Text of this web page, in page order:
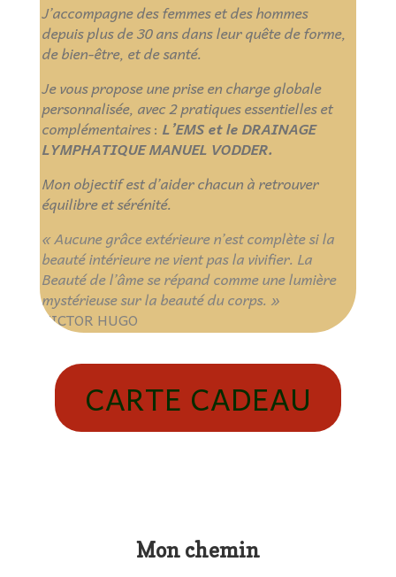
J’accompagne des femmes et des hommes
depuis plus de 30 ans dans leur quête de forme,
de bien-être, et de santé.
Je vous propose une prise en charge globale
personnalisée, avec 2 pratiques essentielles et
complémentaires: L’EMS et le DRAINAGE
LYMPHATIQUE MANUEL VODDER.
Mon objectif est d’aider chacun à retrouver
équilibre et sérénité.
« Aucune grâce extérieure n’est complète si la
beauté intérieure ne vient pas la vivifier. La
Beauté de l’âme se répand comme une lumière
mystérieuse sur la beauté du corps. »
VICTOR HUGO
CARTE CADEAU
Mon chemin